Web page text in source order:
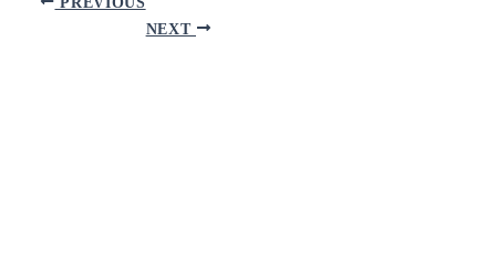
NEXT